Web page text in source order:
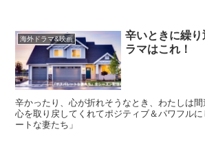
海外ドラマ&映画
辛いときに繰
ラマはこれ！
辛かったり、心が折れそうなとき、わたしは
心を取り戻してくれてポジティブ＆パワフル
ートな妻たち」